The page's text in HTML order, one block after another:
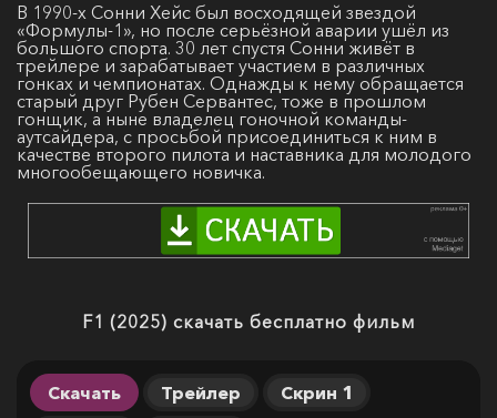
В 1990-х Сонни Хейс был восходящей звездой
«Формулы-1», но после серьёзной аварии ушёл из
большого спорта. 30 лет спустя Сонни живёт в
трейлере и зарабатывает участием в различных
гонках и чемпионатах. Однажды к нему обращается
старый друг Рубен Сервантес, тоже в прошлом
гонщик, а ныне владелец гоночной команды-
аутсайдера, с просьбой присоединиться к ним в
качестве второго пилота и наставника для молодого
многообещающего новичка.
F1 (2025) скачать бесплатно фильм
Скачать Трейлер
Скрин 1